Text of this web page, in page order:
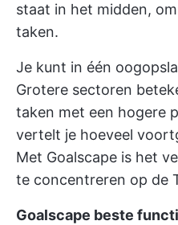
staat in het midden,
taken.
Je kunt in één
Grotere sectoren
taken met een hogere
vertelt je hoeveel
Met Goalscape is het
te concentreren op de
Goalscape beste